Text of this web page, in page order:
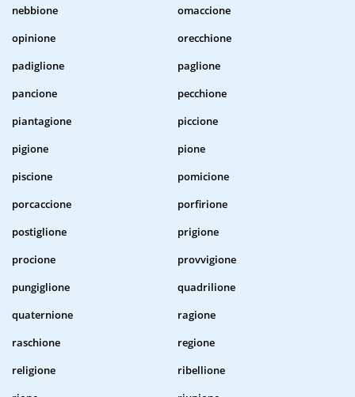
nebbione
omaccione
opinione
orecchione
padiglione
paglione
pancione
pecchione
piantagione
piccione
pigione
pione
piscione
pomicione
porcaccione
porfirione
postiglione
prigione
procione
provvigione
pungiglione
quadrilione
quaternione
ragione
raschione
regione
religione
ribellione